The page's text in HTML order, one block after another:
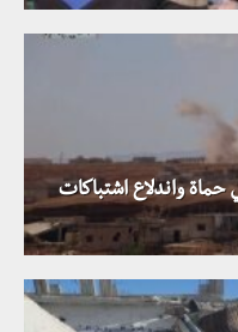
واندلاع اشتباكات